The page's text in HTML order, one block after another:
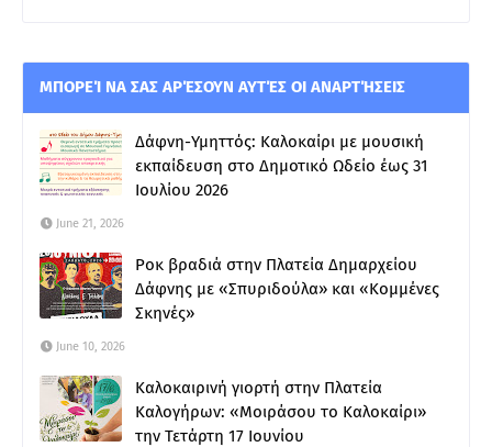
ΜΠΟΡΕΊ ΝΑ ΣΑΣ ΑΡΈΣΟΥΝ ΑΥΤΈΣ ΟΙ ΑΝΑΡΤΉΣΕΙΣ
Δάφνη-Υμηττός: Καλοκαίρι με μουσική
εκπαίδευση στο Δημοτικό Ωδείο έως 31
Ιουλίου 2026
June 21, 2026
Ροκ βραδιά στην Πλατεία Δημαρχείου
Δάφνης με «Σπυριδούλα» και «Κομμένες
Σκηνές»
June 10, 2026
Καλοκαιρινή γιορτή στην Πλατεία
Καλογήρων: «Μοιράσου το Καλοκαίρι»
την Τετάρτη 17 Ιουνίου